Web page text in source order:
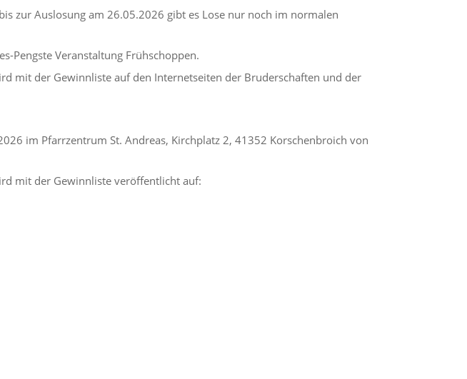
zur Auslosung am 26.05.2026 gibt es Lose nur noch im normalen
Pengste Veranstaltung Frühschoppen.
mit der Gewinnliste auf den Internetseiten der Bruderschaften und der
im Pfarrzentrum St. Andreas, Kirchplatz 2, 41352 Korschenbroich von
mit der Gewinnliste veröffentlicht auf: